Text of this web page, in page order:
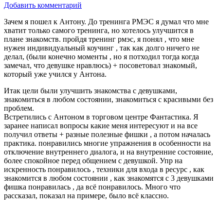
Добавить комментарий
Зачем я пошел к Антону. До тренинга РМЭС я думал что мне
хватит только самого тренинга, но хотелось улучшится в
плане знакомств. пройдя тренинг рмэс, я понял , что мне
нужен индивидуальный коучинг , так как долго ничего не
делал, (были конечно моменты , но я потходил тогда когда
замечал, что девушке нравлюсь) + посоветовал знакомый,
который уже учился у Антона.
Итак цели были улучшить знакомства с девушками,
знакомиться в любом состоянии, знакомиться с красивыми без
проблем.
Встретились с Антоном в торговом центре Фантастика. Я
заранее написал вопросы какие меня интересуют и на все
получил ответы + разные полезные фишки , а потом началась
практика. понравились многие упражнения в особенности на
отключение внутреннего диалога, и на внутренние состояние,
более спокойное перед общением с девушкой. Упр на
искренность понравилось , техники для входа в ресурс , как
знакомится в любом состоянии , как знакомятся с 3 девушками
фишка понравилась , да всё понравилось. Много что
рассказал, показал на примере, было всё классно.